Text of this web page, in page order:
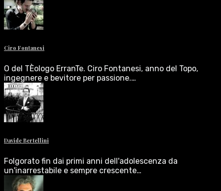
Ciro Fontanesi
O del TÈologo ErranTe. Ciro Fontanesi, anno del Topo,
ingegnere e bevitore per passione.…
Davide Bertellini
Folgorato fin dai primi anni dell'adolescenza da
un'inarrestabile e sempre crescente…